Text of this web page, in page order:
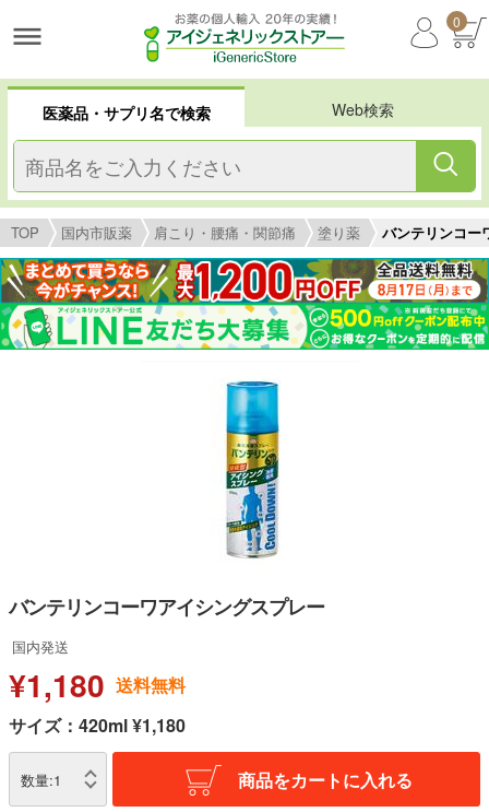
0
医薬品・サプリ名で検索 Web検索
TOP 国内市販薬 肩こり・腰痛・関節痛 塗り薬 バンテリンコー
バンテリンコーワアイシングスプレー
国内発送
¥1,180 送料無料
サイズ：420ml ¥1,180
数量:1 商品をカートに入れる